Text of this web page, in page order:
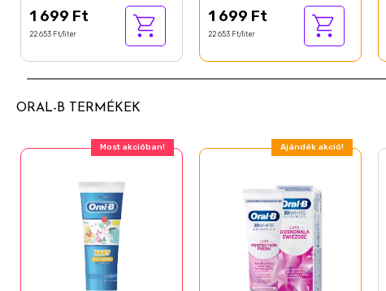
1 699 Ft
22 653 Ft/liter
1 699 Ft
22 653 Ft/liter
ORAL-B TERMÉKEK
Ajándék akció! Ajándék akció!